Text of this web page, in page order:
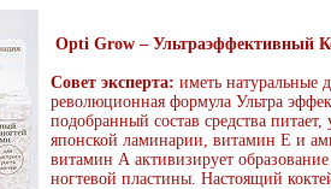
Opti Grow – Ультраэффективный
Совет эксперта: иметь натуральные
революционная формула Ультра
подобранный состав средства
японской ламинарии, витамин Е и
витамин А активизирует
ногтевой пластины. Настоящий